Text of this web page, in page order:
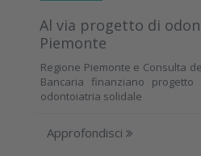
Al via progetto di
Piemonte
Regione Piemonte e Consulta
Bancaria finanziano
odontoiatria solidale
Approfondisci